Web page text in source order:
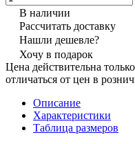
В наличии
Рассчитать доставку
Нашли дешевле?
Хочу в подарок
Цена действительна
отличаться от цен в
Описание
Характеристики
Таблица размеров